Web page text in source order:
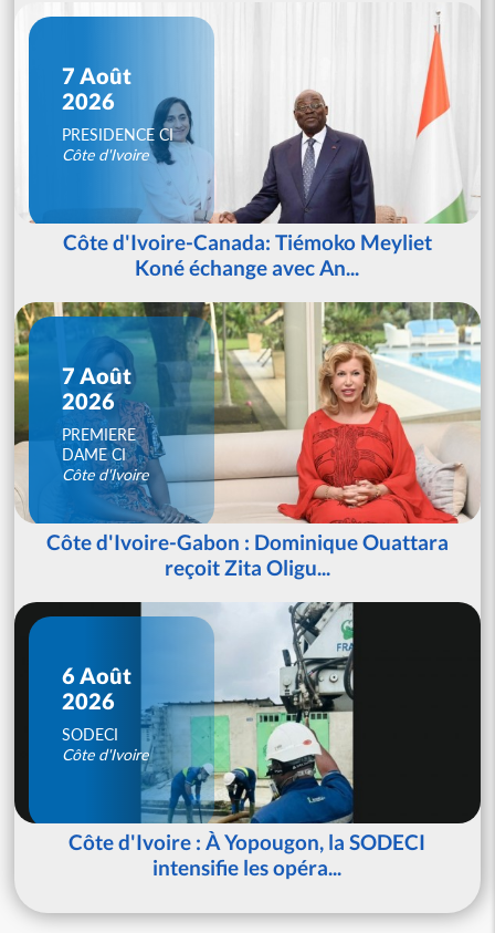
7 Août
2026
PRESIDENCE CI
Côte d'Ivoire
Côte d'Ivoire-Canada: Tiémoko Meyliet
Koné échange avec An...
7 Août
2026
PREMIERE
DAME CI
Côte d'Ivoire
Côte d'Ivoire-Gabon : Dominique Ouattara
reçoit Zita Oligu...
6 Août
2026
SODECI
Côte d'Ivoire
Côte d'Ivoire : À Yopougon, la SODECI
intensifie les opéra...